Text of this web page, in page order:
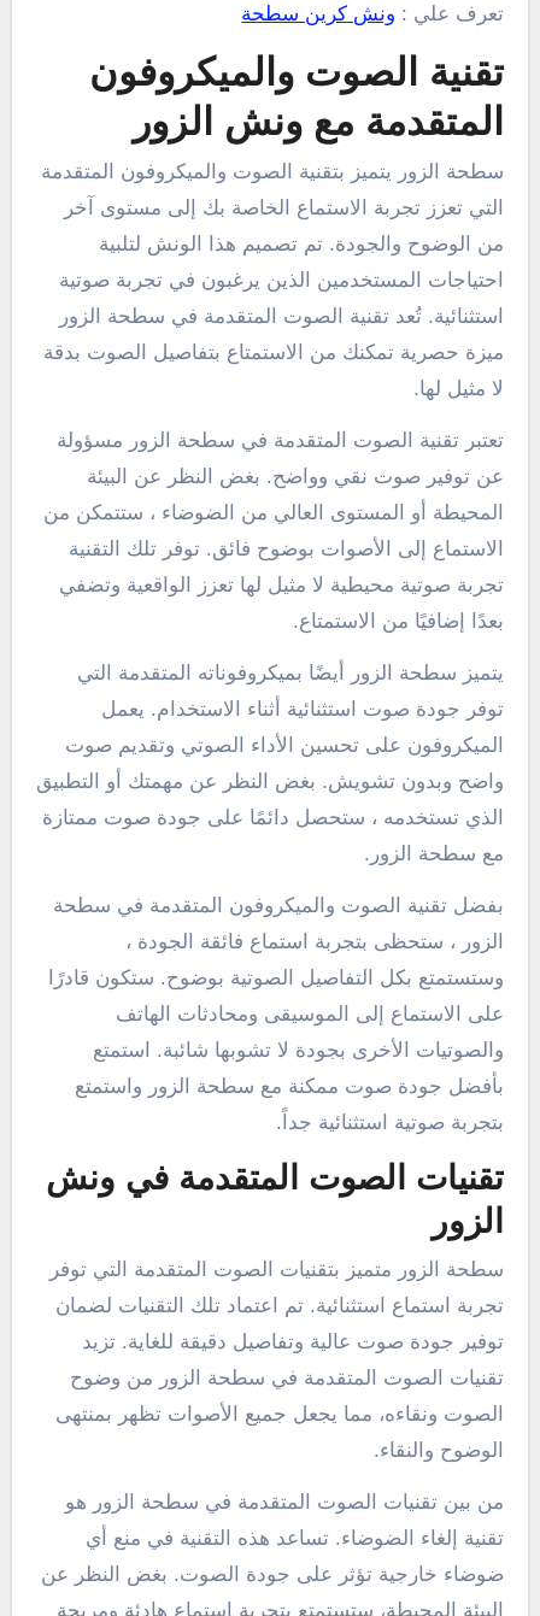
تعرف علي : ونش كرين سطحة
تقنية الصوت والميكروفون
المتقدمة مع ونش الزور
سطحة الزور يتميز بتقنية الصوت والميكروفون المتقدمة
التي تعزز تجربة الاستماع الخاصة بك إلى مستوى آخر
من الوضوح والجودة. تم تصميم هذا الونش لتلبية
احتياجات المستخدمين الذين يرغبون في تجربة صوتية
استثنائية. تُعد تقنية الصوت المتقدمة في سطحة الزور
ميزة حصرية تمكنك من الاستمتاع بتفاصيل الصوت بدقة
لا مثيل لها.
تعتبر تقنية الصوت المتقدمة في سطحة الزور مسؤولة
عن توفير صوت نقي وواضح. بغض النظر عن البيئة
المحيطة أو المستوى العالي من الضوضاء ، ستتمكن من
الاستماع إلى الأصوات بوضوح فائق. توفر تلك التقنية
تجربة صوتية محيطية لا مثيل لها تعزز الواقعية وتضفي
بعدًا إضافيًا من الاستمتاع.
يتميز سطحة الزور أيضًا بميكروفوناته المتقدمة التي
توفر جودة صوت استثنائية أثناء الاستخدام. يعمل
الميكروفون على تحسين الأداء الصوتي وتقديم صوت
واضح وبدون تشويش. بغض النظر عن مهمتك أو التطبيق
الذي تستخدمه ، ستحصل دائمًا على جودة صوت ممتازة
مع سطحة الزور.
بفضل تقنية الصوت والميكروفون المتقدمة في سطحة
الزور ، ستحظى بتجربة استماع فائقة الجودة ،
وستستمتع بكل التفاصيل الصوتية بوضوح. ستكون قادرًا
على الاستماع إلى الموسيقى ومحادثات الهاتف
والصوتيات الأخرى بجودة لا تشوبها شائبة. استمتع
بأفضل جودة صوت ممكنة مع سطحة الزور واستمتع
بتجربة صوتية استثنائية جداً.
تقنيات الصوت المتقدمة في ونش
الزور
سطحة الزور متميز بتقنيات الصوت المتقدمة التي توفر
تجربة استماع استثنائية. تم اعتماد تلك التقنيات لضمان
توفير جودة صوت عالية وتفاصيل دقيقة للغاية. تزيد
تقنيات الصوت المتقدمة في سطحة الزور من وضوح
الصوت ونقاءه، مما يجعل جميع الأصوات تظهر بمنتهى
الوضوح والنقاء.
من بين تقنيات الصوت المتقدمة في سطحة الزور هو
تقنية إلغاء الضوضاء. تساعد هذه التقنية في منع أي
ضوضاء خارجية تؤثر على جودة الصوت. بغض النظر عن
البيئة المحيطة، ستستمتع بتجربة استماع هادئة ومريحة